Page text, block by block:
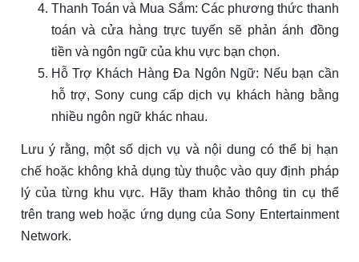
Thanh Toán và Mua Sắm: Các phương thức thanh
toán và cửa hàng trực tuyến sẽ phản ánh đồng
tiền và ngôn ngữ của khu vực bạn chọn.
Hỗ Trợ Khách Hàng Đa Ngôn Ngữ: Nếu bạn cần
hỗ trợ, Sony cung cấp dịch vụ khách hàng bằng
nhiều ngôn ngữ khác nhau.
Lưu ý rằng, một số dịch vụ và nội dung có thể bị hạn
chế hoặc không khả dụng tùy thuộc vào quy định pháp
lý của từng khu vực. Hãy tham khảo thông tin cụ thể
trên trang web hoặc ứng dụng của Sony Entertainment
Network.